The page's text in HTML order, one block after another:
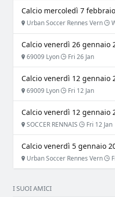
Calcio mercoledì 7
Urban Soccer Rennes Vern
Calcio venerdì 26 gennaio
69009 Lyon Fri 26 Jan
Calcio venerdì 12 gennaio
69009 Lyon Fri 12 Jan
Calcio venerdì 12 gennaio
SOCCER RENNAIS Fri 12 Jan
Calcio venerdì 5 gennaio
Urban Soccer Rennes Vern
I SUOI AMICI